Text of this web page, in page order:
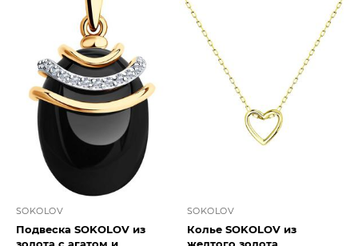
SOKOLOV
Подвеска SOKOLOV из
SOKOLOV
Колье SOKOLOV из